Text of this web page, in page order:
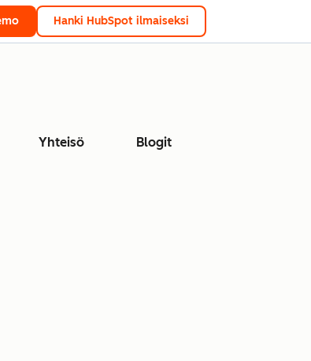
Hanki HubSpot ilmaiseksi
Yhteisö Blogit